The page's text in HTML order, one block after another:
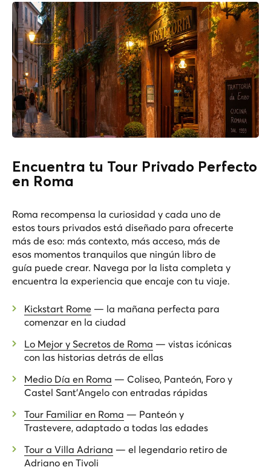
Encuentra tu Tour Privado Perfecto
en Roma
Roma recompensa la curiosidad y cada uno de
estos tours privados está diseñado para ofrecerte
más de eso: más contexto, más acceso, más de
esos momentos tranquilos que ningún libro de
guía puede crear. Navega por la lista completa y
encuentra la experiencia que encaje con tu viaje.
Kickstart Rome — la mañana perfecta para
comenzar en la ciudad
Lo Mejor y Secretos de Roma — vistas icónicas
con las historias detrás de ellas
Medio Día en Roma — Coliseo, Panteón, Foro y
Castel Sant'Angelo con entradas rápidas
Tour Familiar en Roma — Panteón y
Trastevere, adaptado a todas las edades
Tour a Villa Adriana — el legendario retiro de
Adriano en Tivoli